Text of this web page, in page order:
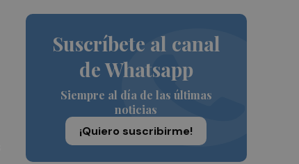
Suscríbete al canal
de Whatsapp
Siempre al día de las últimas
noticias
¡Quiero suscribirme!